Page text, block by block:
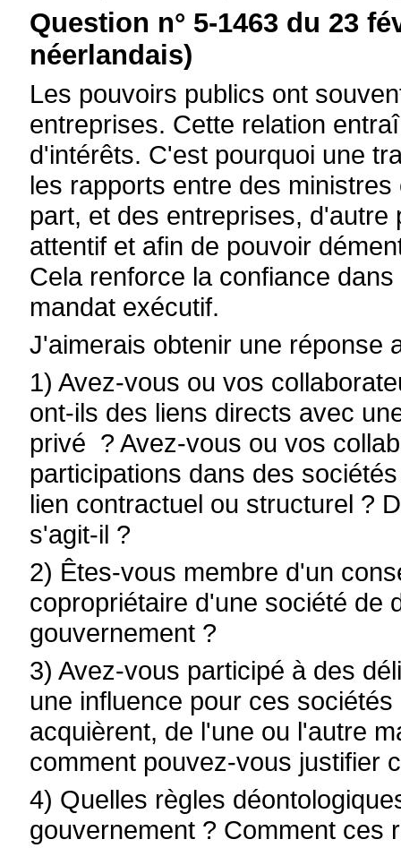
Question n° 5-1463 du 23
néerlandais)
Les pouvoirs publics ont
entreprises. Cette relation
d'intérêts. C'est pourquoi une
les rapports entre des
part, et des entreprises,
attentif et afin de pouvoir
Cela renforce la confiance
mandat exécutif.
J'aimerais obtenir une réponse
1) Avez-vous ou vos
ont-ils des liens directs avec
privé ? Avez-vous ou vos
participations dans des
lien contractuel ou structurel ?
s'agit-il ?
2) Êtes-vous membre d'un
copropriétaire d'une société de
gouvernement ?
3) Avez-vous participé à des
une influence pour ces
acquièrent, de l'une ou l'autre
comment pouvez-vous justifier
4) Quelles règles
gouvernement ? Comment ces